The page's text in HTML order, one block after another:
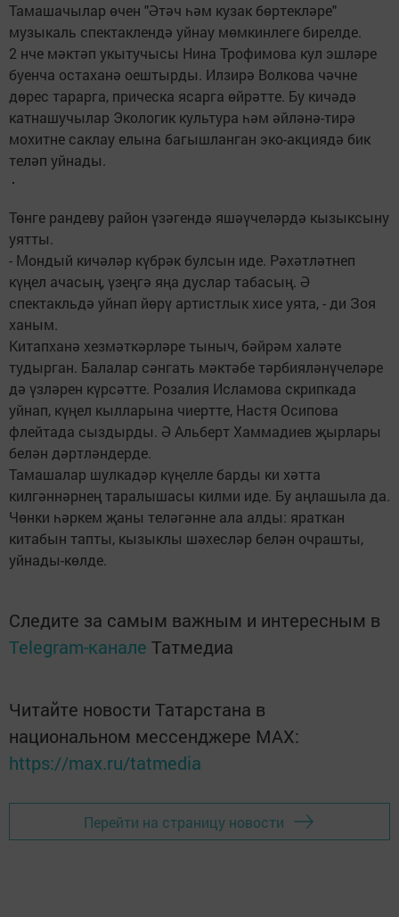
Тамашачылар өчен "Әтәч һәм кузак бөртекләре"
музыкаль спектаклендә уйнау мөмкинлеге бирелде.
2 нче мәктәп укытучысы Нина Трофимова кул эшләре
буенча остаханә оештырды. Илзирә Волкова чәчне
дөрес тарарга, прическа ясарга өйрәтте. Бу кичәдә
катнашучылар Экологик культура һәм әйләнә-тирә
мохитне саклау елына багышланган эко-акциядә бик
теләп уйнады.
Төнге рандеву район үзәгендә яшәүчеләрдә кызыксыну
уятты.
- Мондый кичәләр күбрәк булсын иде. Рәхәтләтнеп
күңел ачасың, үзеңгә яңа дуслар табасың. Ә
спектакльдә уйнап йөрү артистлык хисе уята, - ди Зоя
ханым.
Китапханә хезмәткәрләре тыныч, бәйрәм халәте
тудырган. Балалар сәнгать мәктәбе тәрбияләнүчеләре
дә үзләрен күрсәтте. Розалия Исламова скрипкада
уйнап, күңел кылларына чиертте, Настя Осипова
флейтада сыздырды. Ә Альберт Хаммадиев җырлары
белән дәртләндерде.
Тамашалар шулкадәр күңелле барды ки хәтта
килгәннәрнең таралышасы килми иде. Бу аңлашыла да.
Чөнки һәркем җаны теләгәнне ала алды: яраткан
китабын тапты, кызыклы шәхесләр белән очрашты,
уйнады-көлде.
Следите за самым важным и интересным в
Telegram-канале Татмедиа
Читайте новости Татарстана в
национальном мессенджере MАХ:
https://max.ru/tatmedia
Перейти на страницу новости